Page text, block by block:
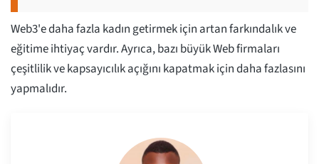
Web3'e daha fazla kadın getirmek için artan farkındalık ve
eğitime ihtiyaç vardır. Ayrıca, bazı büyük Web firmaları
çeşitlilik ve kapsayıcılık açığını kapatmak için daha fazlasını
yapmalıdır.